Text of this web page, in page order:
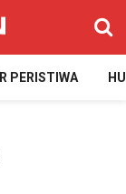
PERISTIWA